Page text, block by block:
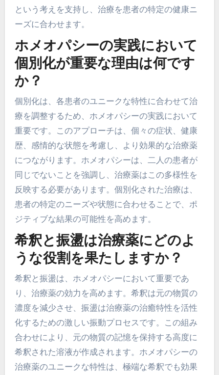
という考えを支持し、治療を患者の特定の健康ニ
ーズに合わせます。
ホメオパシーの実践において
個別化が重要な理由は何です
か？
個別化は、各患者のユニークな特性に合わせて治
療を調整するため、ホメオパシーの実践において
重要です。このアプローチは、個々の症状、健康
歴、感情的な状態を考慮し、より効果的な治療薬
につながります。ホメオパシーは、二人の患者が
同じでないことを強調し、治療薬はこの多様性を
反映する必要があります。個別化された治療は、
患者の特定のニーズや状態に合わせることで、ポ
ジティブな結果の可能性を高めます。
希釈と振盪は治療薬にどのよ
うな役割を果たしますか？
希釈と振盪は、ホメオパシーにおいて重要であ
り、治療薬の効力を高めます。希釈は元の物質の
濃度を減少させ、振盪は治療薬の治癒特性を活性
化するための激しい振動プロセスです。この組み
合わせにより、元の物質の記憶を保持する高度に
希釈された溶液が作成されます。ホメオパシーの
治療薬のユニークな特性は、極端な希釈でも効果